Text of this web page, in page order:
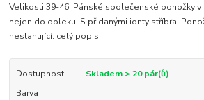
Velikosti 39-46. Pánské společenské ponožky v
nejen do obleku. S přidanými ionty stříbra.
nestahující. celý popis
Dostupnost
Skladem > 20 pár(ů)
Barva